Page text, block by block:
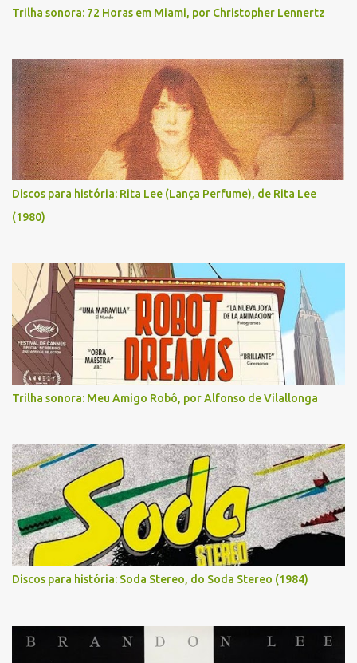
Trilha sonora: 72 Horas em Miami, por Christopher Lennertz
Discos para história: Rita Lee (Lança Perfume), de Rita Lee
(1980)
Trilha sonora: Meu Amigo Robô, por Alfonso de Vilallonga
Discos para história: Soda Stereo, do Soda Stereo (1984)